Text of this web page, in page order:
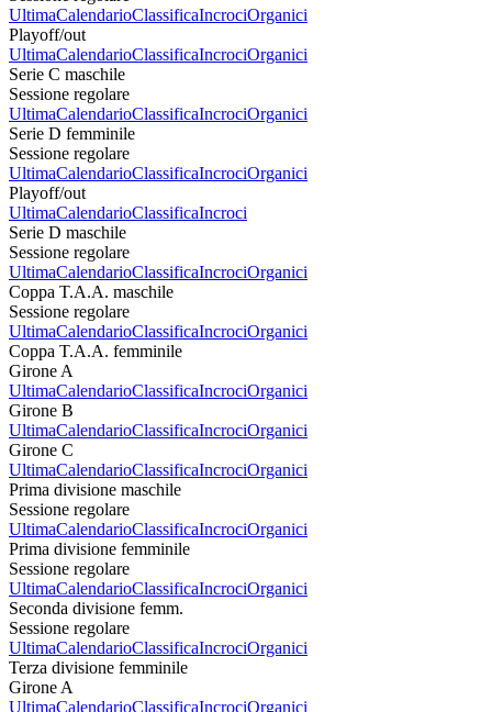
UltimaCalendarioClassificaIncrociOrganici
Playoff/out
UltimaCalendarioClassificaIncrociOrganici
Serie C maschile
Sessione regolare
UltimaCalendarioClassificaIncrociOrganici
Serie D femminile
Sessione regolare
UltimaCalendarioClassificaIncrociOrganici
Playoff/out
UltimaCalendarioClassificaIncroci
Serie D maschile
Sessione regolare
UltimaCalendarioClassificaIncrociOrganici
Coppa T.A.A. maschile
Sessione regolare
UltimaCalendarioClassificaIncrociOrganici
Coppa T.A.A. femminile
Girone A
UltimaCalendarioClassificaIncrociOrganici
Girone B
UltimaCalendarioClassificaIncrociOrganici
Girone C
UltimaCalendarioClassificaIncrociOrganici
Prima divisione maschile
Sessione regolare
UltimaCalendarioClassificaIncrociOrganici
Prima divisione femminile
Sessione regolare
UltimaCalendarioClassificaIncrociOrganici
Seconda divisione femm.
Sessione regolare
UltimaCalendarioClassificaIncrociOrganici
Terza divisione femminile
Girone A
UltimaCalendarioClassificaIncrociOrganici